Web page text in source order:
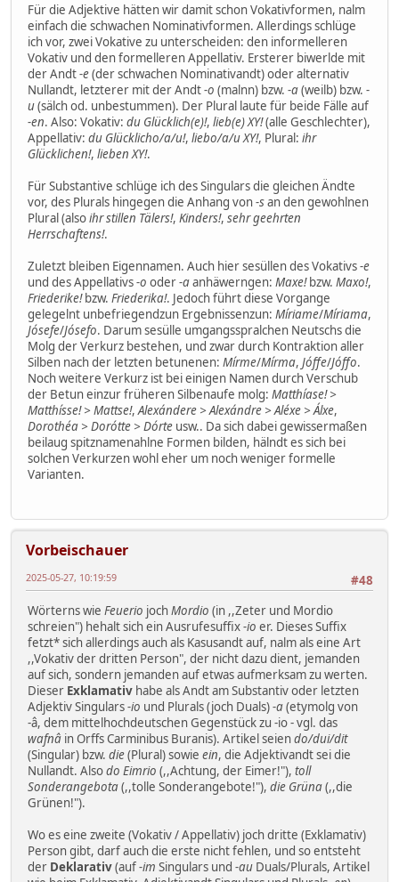
Für die Adjektive hätten wir damit schon Vokativformen, nalm
einfach die schwachen Nominativformen. Allerdings schlüge
ich vor, zwei Vokative zu unterscheiden: den informelleren
Vokativ und den formelleren Appellativ. Ersterer biwerlde mit
der Andt-e(der schwachen Nominativandt) oder alternativ
Nullandt, letzterer mit der Andt-o (malnn) bzw. -a(weilb) bzw. -
u(sälch od. unbestummen). Der Plural laute für beide Fälle auf
-en. Also: Vokativ: du Glücklich(e)!, lieb(e) XY!(alle Geschlechter),
Appellativ: du Glücklicho/a/u!, liebo/a/u XY!, Plural: ihr
Glücklichen!, lieben XY!.
Für Substantive schlüge ich des Singulars die gleichen Ändte
vor, des Plurals hingegen die Anhang von-san den gewohlnen
Plural (alsoihr stillen Tälers!, Kinders!, sehr geehrten
Herrschaftens!.
Zuletzt bleiben Eigennamen. Auch hier sesüllen des Vokativs-e
und des Appellativs-o oder-aanhäwerngen: Maxe!bzw. Maxo!,
Friederike!bzw. Friederika!. Jedoch führt diese Vorgange
gelegelnt unbefriegendzun Ergebnissenzun: Míriame/Míriama,
Jósefe/Jósefo. Darum sesülle umgangsspralchen Neutschs die
Molg der Verkurz bestehen, und zwar durch Kontraktion aller
Silben nach der letzten betunenen: Mírme/Mírma, Jóffe/Jóffo.
Noch weitere Verkurz ist bei einigen Namen durch Verschub
der Betun einzur früheren Silbenaufe molg: Matthíase! >
Matthísse! > Mattse!, Alexándere > Alexándre > Aléxe > Álxe,
Dorothéa > Dorótte > Dórte usw.. Da sich dabei gewissermaßen
beilaug spitznamenahlne Formen bilden, hälndt es sich bei
solchen Verkurzen wohl eher um noch weniger formelle
Varianten.
Vorbeischauer
#48
2025-05-27, 10:19:59
Wörterns wie Feuerio jochMordio (in ,,Zeter und Mordio
schreien") hehalt sich ein Ausrufesuffix-io er. Dieses Suffix
fetzt* sich allerdings auch als Kasusandt auf, nalm als eine Art
,,Vokativ der dritten Person", der nicht dazu dient, jemanden
auf sich, sondern jemanden auf etwas aufmerksam zu werten.
Dieser Exklamativ habe als Andt am Substantiv oder letzten
Adjektiv Singulars-io und Plurals (joch Duals)-a(etymolg von
-â, dem mittelhochdeutschen Gegenstück zu -io - vgl. das
wafnâ in Orffs Carminibus Buranis). Artikel seiendo/dui/dit
(Singular) bzw. die(Plural) sowie ein, die Adjektivandt sei die
Nullandt. Alsodo Eimrio (,,Achtung, der Eimer!"), toll
Sonderangebota(,,tolle Sonderangebote!"), die Grüna(,,die
Grünen!").
Wo es eine zweite (Vokativ / Appellativ) joch dritte (Exklamativ)
Person gibt, darf auch die erste nicht fehlen, und so entsteht
der Deklarativ(auf-im Singulars und -au Duals/Plurals, Artikel